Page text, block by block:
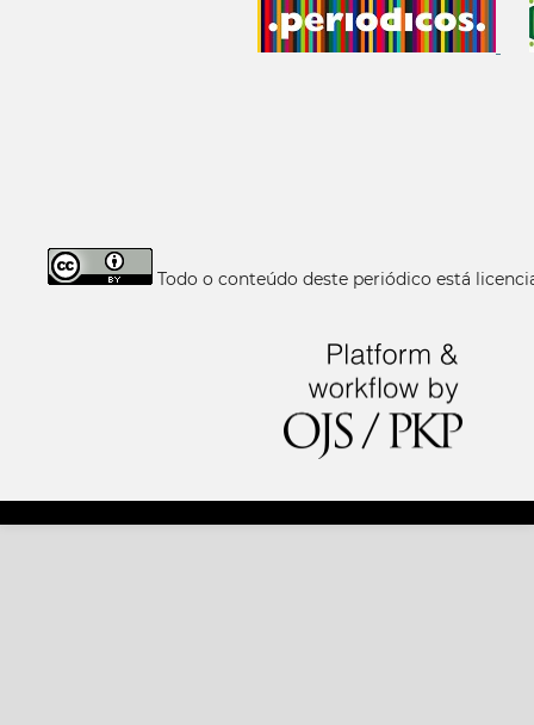
Todo o conteúdo deste periódico está